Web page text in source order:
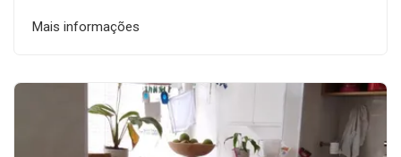
Mais informações